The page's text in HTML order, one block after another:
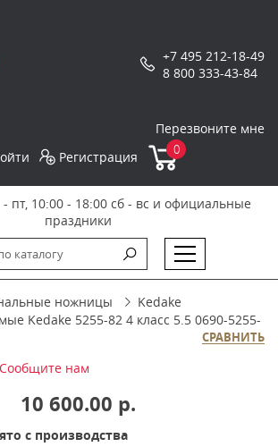
+7 495 212-18-49
8 800 333-43-84
Перезвоните мне
Регистрация 0
пт, 10:00 - 18:00 сб - вс и официальные
праздники
ножницы
Kedake
Kedake 5255-82 4 класс 5.5 0690-5255-
СРАВНИТЬ
нам
10 600.00 р.
с производства